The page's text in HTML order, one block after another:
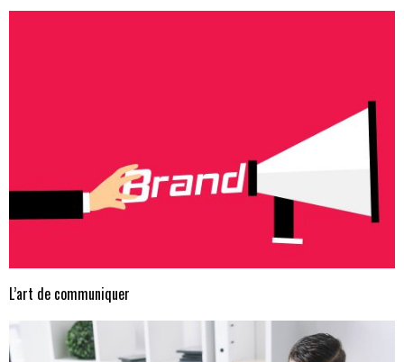
L’art de communiquer